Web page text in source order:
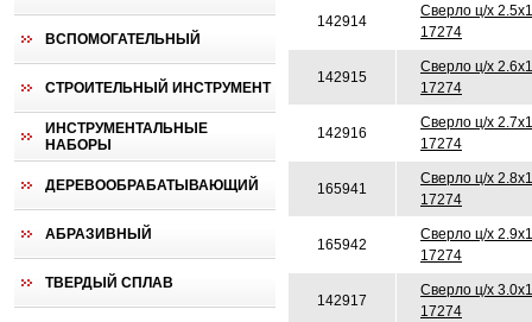
ВСПОМОГАТЕЛЬНЫЙ
СТРОИТЕЛЬНЫЙ ИНСТРУМЕНТ
ИНСТРУМЕНТАЛЬНЫЕ
НАБОРЫ
ДЕРЕВООБРАБАТЫВАЮЩИЙ
АБРАЗИВНЫЙ
ТВЕРДЫЙ СПЛАВ
142914
Сверло ц/х
17274
142915
Сверло ц/х
17274
142916
Сверло ц/х
17274
165941
Сверло ц/х
17274
165942
Сверло ц/х
17274
142917
Сверло ц/х
17274